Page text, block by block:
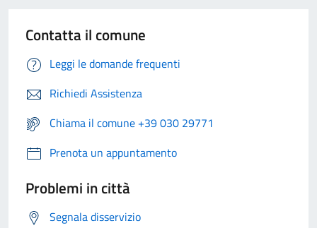
Contatta il comune
Leggi le domande frequenti
Richiedi Assistenza
Chiama il comune +39 030 29771
Prenota un appuntamento
Problemi in città
Segnala disservizio